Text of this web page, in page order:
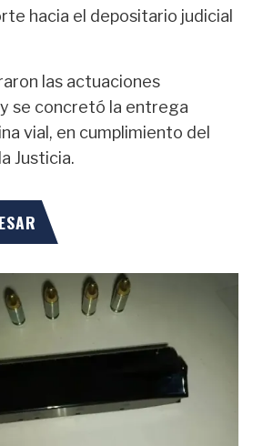
hacia el depositario judicial
las actuaciones
se concretó la entrega
vial, en cumplimiento del
Justicia.